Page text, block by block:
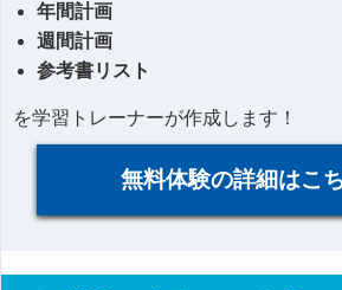
年間計画
週間計画
参考書リスト
を学習トレーナーが作成します！
無料体験の詳細はこ